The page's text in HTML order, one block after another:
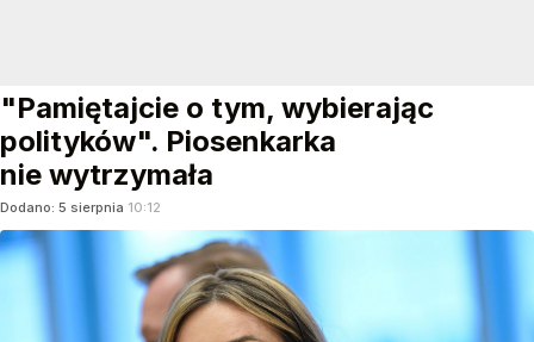
"Pamiętajcie o tym, wybierając
polityków". Piosenkarka
nie wytrzymała
Dodano: 5 sierpnia 10:12